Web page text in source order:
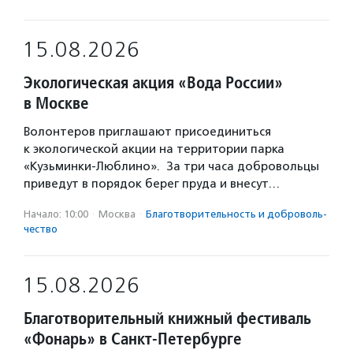
15.08.2026
Экологическая акция «Вода России»
в Москве
Волонтеров приглашают присоединиться
к экологической акции на территории парка
«Кузьминки-Люблино». За три часа добровольцы
приведут в порядок берег пруда и внесут…
Начало: 10:00 · Москва · Благотвори­тель­ность и доброволь­
чест­во
15.08.2026
Благотворительный книжный фестиваль
«Фонарь» в Санкт-Петербурге